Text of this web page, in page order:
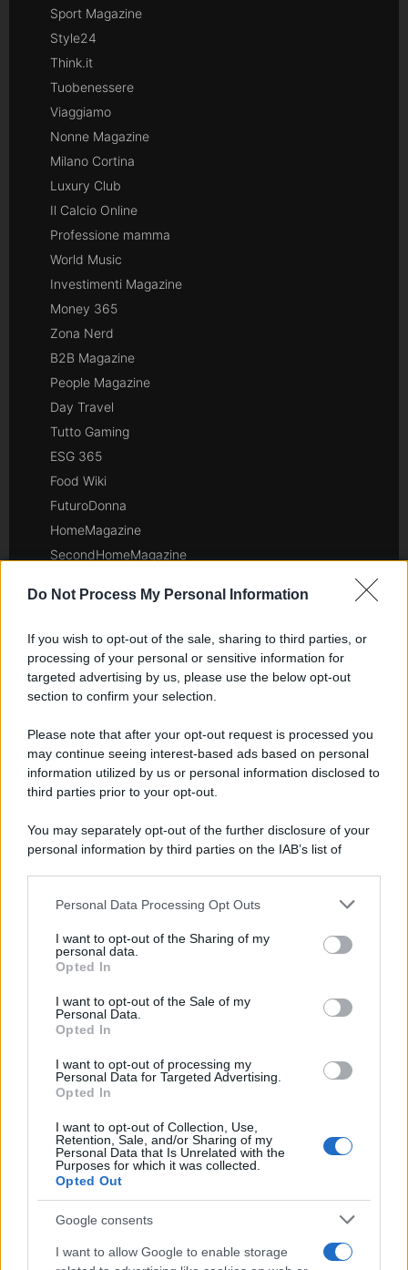
Do Not Process My Personal Information
If you wish to opt-out of the sale, sharing to third parties, or
processing of your personal or sensitive information for
targeted advertising by us, please use the below opt-out
section to confirm your selection.
Please note that after your opt-out request is processed you
may continue seeing interest-based ads based on personal
information utilized by us or personal information disclosed to
third parties prior to your opt-out.
You may separately opt-out of the further disclosure of your
personal information by third parties on the IAB’s list of
This information may also be disclosed by us to third parties
disclose it to other third parties.
Please note that this website/app uses one or more Google
services and may gather and store information including but
not limited to your visit or usage behaviour. You may click to
grant or deny consent to Google and its third-party tags to
consent section.
Personal Data Processing Opt Outs
I want to opt-out of the Sharing of my
personal data.
Opted In
I want to opt-out of the Sale of my
Personal Data.
Opted In
I want to opt-out of processing my
Personal Data for Targeted Advertising.
Opted In
I want to opt-out of Collection, Use,
Retention, Sale, and/or Sharing of my
Personal Data that Is Unrelated with the
Purposes for which it was collected.
Opted Out
Google consents
I want to allow Google to enable storage
Sport Magazine
Style24
Think.it
Tuobenessere
Viaggiamo
Nonne Magazine
Milano Cortina
Luxury Club
Il Calcio Online
Professione mamma
World Music
Investimenti Magazine
Money 365
Zona Nerd
B2B Magazine
People Magazine
Day Travel
Tutto Gaming
ESG 365
Food Wiki
FuturoDonna
HomeMagazine
SecondHomeMagazine
Spagna e America Latina
Actualidad
Finanzas 24
Investindo 365
Think.es
Viajar 365
ES Newz
Pet Story
Encocina
Nord America
Womanmagazine
Investing Plus
Newz US
Newz California
Newz Florida
Newz New York
Newz Pennsylvania
Newz Illinois
Newz Ohio
Gameland
Hig Tech Mag
Scoop Mag